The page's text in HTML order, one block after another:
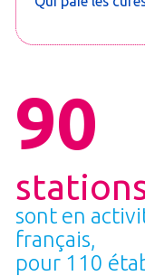
90
sont en
français,
pour 110